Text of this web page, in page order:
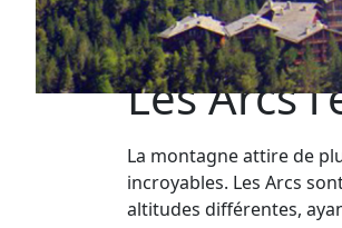
Les Arcs
La montagne attire de
incroyables. Les Arcs
altitudes différentes,